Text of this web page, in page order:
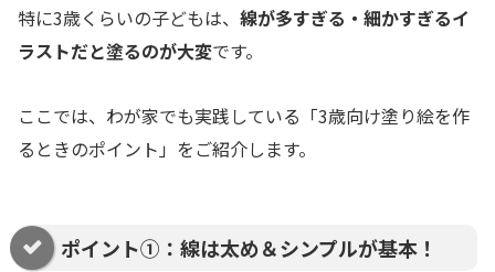
特に3歳くらいの子どもは、 線が多すぎる・細かすぎるイ
ラストだと塗るのが大変です。
ここでは、わが家でも実践している「3歳向け塗り絵を作
るときのポイント」をご紹介します。
ポイント①：線は太め＆シンプルが基本！